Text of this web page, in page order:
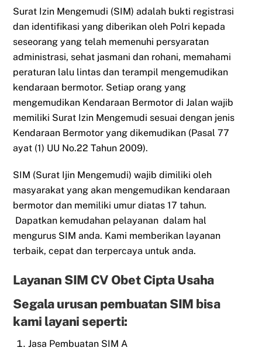
Surat Izin Mengemudi (SIM) adalah bukti registrasi
dan identifikasi yang diberikan oleh Polri kepada
seseorang yang telah memenuhi persyaratan
administrasi, sehat jasmani dan rohani, memahami
peraturan lalu lintas dan terampil mengemudikan
kendaraan bermotor. Setiap orang yang
mengemudikan Kendaraan Bermotor di Jalan wajib
memiliki Surat Izin Mengemudi sesuai dengan jenis
Kendaraan Bermotor yang dikemudikan (Pasal 77
ayat (1) UU No.22 Tahun 2009).
SIM (Surat Ijin Mengemudi) wajib dimiliki oleh
masyarakat yang akan mengemudikan kendaraan
bermotor dan memiliki umur diatas 17 tahun.
Dapatkan kemudahan pelayanan dalam hal
mengurus SIM anda. Kami memberikan layanan
terbaik, cepat dan terpercaya untuk anda.
Layanan SIM CV Obet Cipta Usaha
Segala urusan pembuatan SIM bisa
kami layani seperti:
Jasa Pembuatan SIM A